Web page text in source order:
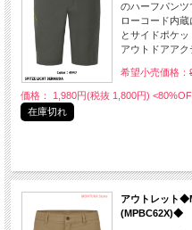
のハーフパン
ローコード内
とサイドポケ
アウトドアアク
希望小売価格：
価格： 1,980円(税抜 1,800円)
在庫切れ
アウトレット
(MPBC62X)◆